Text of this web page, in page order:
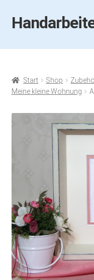
Zur
Navigation
Zum
Inhalt
Startseite
Aktuelles
Handarbeiten-Käß-
Mein Konto
Start Shop
Meine kleine Wohnung